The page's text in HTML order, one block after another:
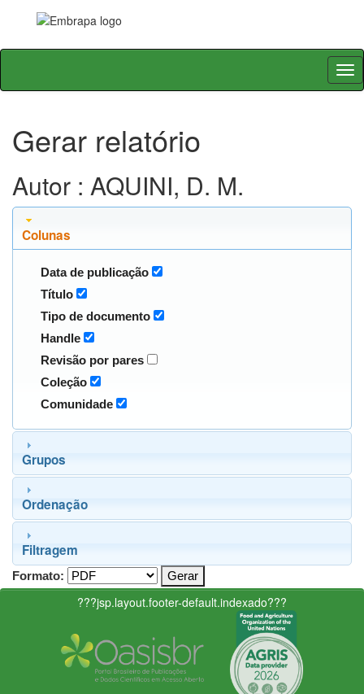
Skip
Gerar relatório
Autor : AQUINI, D. M.
Colunas
Data de publicação
Título
Tipo de documento
Handle
Revisão por pares
Coleção
Comunidade
Grupos
Ordenação
Filtragem
Formato:
???jsp.layout.footer-default.indexado???